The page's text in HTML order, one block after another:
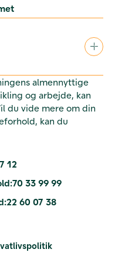
almennyttige
og arbejde, kan
du vide mere om din
kan du
12
70 33 99 99
22 60 07 38